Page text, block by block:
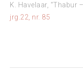
K. Havelaar, “Thabur
jrg.22, nr. 85